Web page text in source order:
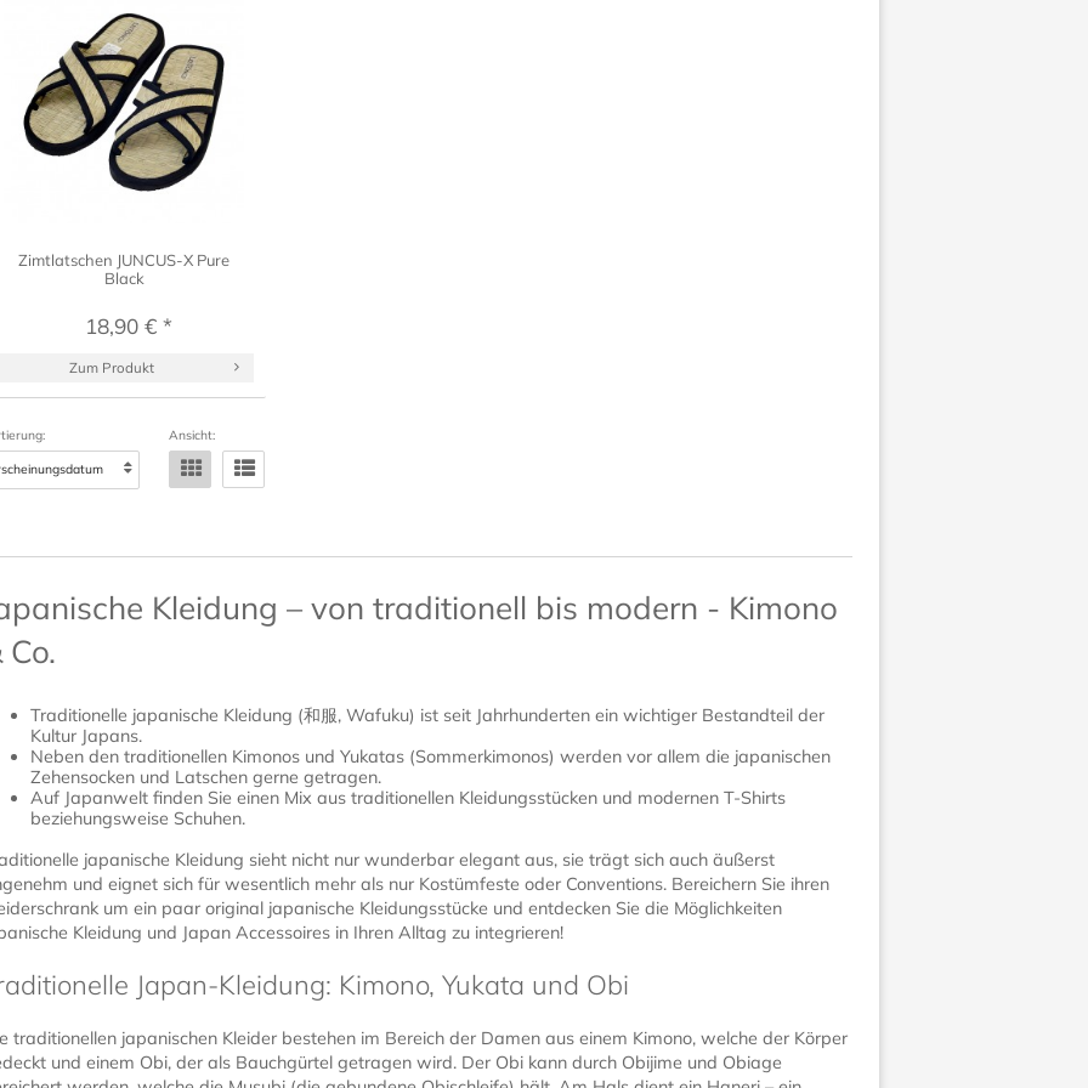
Zimtlatschen JUNCUS-X Pure
Black
18,90 € *
Zum Produkt
Ansicht:
Kleidung – von traditionell bis modern - Kimono
Co.
Traditionelle japanische Kleidung (和服, Wafuku) ist seit Jahrhunderten ein wichtiger Bestandteil der
Kultur Japans.
Neben den traditionellen Kimonos und Yukatas (Sommerkimonos) werden vor allem die japanischen
Zehensocken und Latschen gerne getragen.
Auf Japanwelt finden Sie einen Mix aus traditionellen Kleidungsstücken und modernen T-Shirts
beziehungsweise Schuhen.
japanische Kleidung sieht nicht nur wunderbar elegant aus, sie trägt sich auch äußerst
und eignet sich für wesentlich mehr als nur Kostümfeste oder Conventions. Bereichern Sie ihren
um ein paar original japanische Kleidungsstücke und entdecken Sie die Möglichkeiten
Kleidung und Japan Accessoires in Ihren Alltag zu integrieren!
Japan-Kleidung: Kimono, Yukata und Obi
traditionellen japanischen Kleider bestehen im Bereich der Damen aus einem Kimono, welche der Körper
und einem Obi, der als Bauchgürtel getragen wird. Der Obi kann durch Obijime und Obiage